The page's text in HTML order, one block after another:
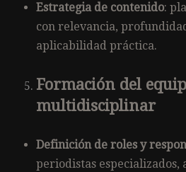
Estrategia de contenido:
con relevancia,
aplicabilidad práctica.
Formación del
multidisciplinar
Definición de roles y
periodistas especializados,